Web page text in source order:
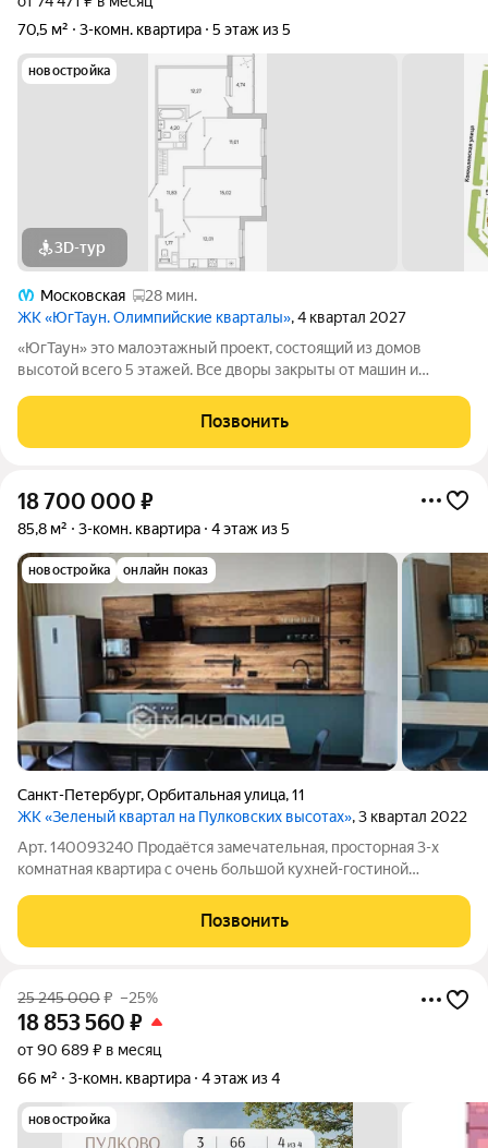
70,5 м²
3-комн. квартира 5 этаж из 5
новостройка
3D-тур
Московская
28 мин.
ЖК «ЮгТаун. Олимпийские кварталы», 4 квартал 2027
«ЮгТаун» это малоэтажный проект, состоящий из домов
высотой всего 5 этажей. Все дворы закрыты от машин и
Это обеспечит жителям олимпийских кварталов безопасность.
Любимым местом для встреч и
Позвонить
18 700 000 ₽
85,8 м² 3-комн. квартира 4 этаж из 5
новостройка онлайн показ
Санкт-Петербург,Орбитальная улица,11
ЖК «Зеленый квартал на Пулковских высотах», 3 квартал 2022
Арт. 140093240 Продаётся замечательная, просторная 3-х
кoмнатная квартира с очень большой кухней-гостиной
Пулковских высотах" от одного из лучших застройщиков
компании Setl Group. То мecтo, где
Позвонить
25 245 000₽ –25%
18 853 560 ₽
от 90 689 ₽ в месяц
66 м²
3-комн. квартира 4 этаж из 4
новостройка